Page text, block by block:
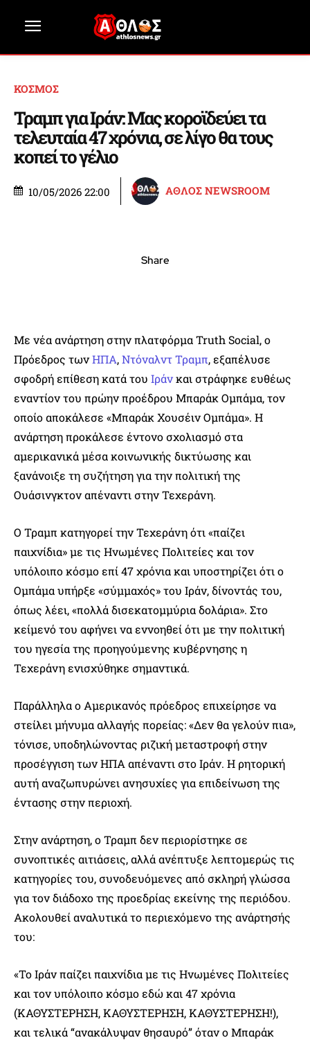
ΚΟΣΜΟΣ
Τραμπ για Ιράν: Μας κοροϊδεύει τα
τελευταία 47 χρόνια, σε λίγο θα τους
κοπεί το γέλιο
10/05/2026 22:00 ΑΘΛΟΣ NEWSROOM
Share
Με νέα ανάρτηση στην πλατφόρμα Truth Social, ο
Πρόεδρος τωνΗΠΑ,Ντόναλντ Τραμπ, εξαπέλυσε
σφοδρή επίθεση κατά του Ιράνκαι στράφηκε ευθέως
εναντίον του πρώην προέδρου Μπαράκ Ομπάμα, τον
οποίο αποκάλεσε «Μπαράκ Χουσέιν Ομπάμα». Η
ανάρτηση προκάλεσε έντονο σχολιασμό στα
αμερικανικά μέσα κοινωνικής δικτύωσης και
ξανάνοιξε τη συζήτηση για την πολιτική της
Ουάσινγκτον απέναντι στην Τεχεράνη.
Ο Τραμπ κατηγορεί την Τεχεράνη ότι «παίζει
παιχνίδια» με τις Ηνωμένες Πολιτείες και τον
υπόλοιπο κόσμο επί 47 χρόνια και υποστηρίζει ότι ο
Ομπάμα υπήρξε «σύμμαχός» του Ιράν, δίνοντάς του,
όπως λέει, «πολλά δισεκατομμύρια δολάρια». Στο
κείμενό του αφήνει να εννοηθεί ότι με την πολιτική
του ηγεσία της προηγούμενης κυβέρνησης η
Τεχεράνη ενισχύθηκε σημαντικά.
Παράλληλα ο Αμερικανός πρόεδρος επιχείρησε να
στείλει μήνυμα αλλαγής πορείας: «Δεν θα γελούν πια»,
τόνισε, υποδηλώνοντας ριζική μεταστροφή στην
προσέγγιση των ΗΠΑ απέναντι στο Ιράν. Η ρητορική
αυτή αναζωπυρώνει ανησυχίες για επιδείνωση της
έντασης στην περιοχή.
Στην ανάρτηση, ο Τραμπ δεν περιορίστηκε σε
συνοπτικές αιτιάσεις, αλλά ανέπτυξε λεπτομερώς τις
κατηγορίες του, συνοδευόμενες από σκληρή γλώσσα
για τον διάδοχο της προεδρίας εκείνης της περιόδου.
Ακολουθεί αναλυτικά το περιεχόμενο της ανάρτησής
του:
«Το Ιράν παίζει παιχνίδια με τις Ηνωμένες Πολιτείες
και τον υπόλοιπο κόσμο εδώ και 47 χρόνια
(ΚΑΘΥΣΤΕΡΗΣΗ, ΚΑΘΥΣΤΕΡΗΣΗ, ΚΑΘΥΣΤΕΡΗΣΗ!),
και τελικά “ανακάλυψαν θησαυρό” όταν ο Μπαράκ